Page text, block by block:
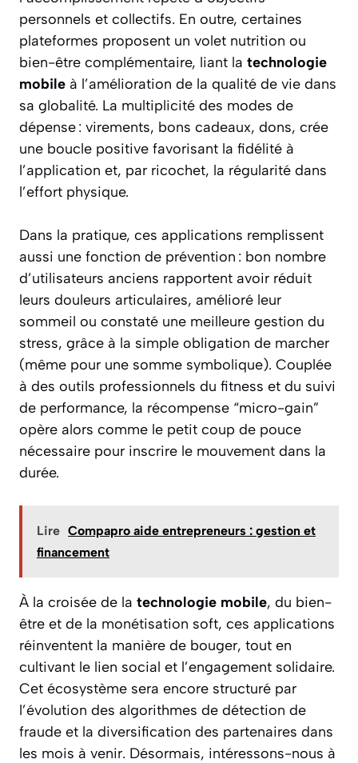
personnels et collectifs. En outre, certaines
plateformes proposent un volet nutrition ou
bien-être complémentaire, liant la technologie
mobile à l’amélioration de la qualité de vie dans
sa globalité. La multiplicité des modes de
dépense : virements, bons cadeaux, dons, crée
une boucle positive favorisant la fidélité à
l’application et, par ricochet, la régularité dans
l’effort physique.
Dans la pratique, ces applications remplissent
aussi une fonction de prévention : bon nombre
d’utilisateurs anciens rapportent avoir réduit
leurs douleurs articulaires, amélioré leur
sommeil ou constaté une meilleure gestion du
stress, grâce à la simple obligation de marcher
(même pour une somme symbolique). Couplée
à des outils professionnels du fitness et du suivi
de performance, la récompense “micro-gain”
opère alors comme le petit coup de pouce
nécessaire pour inscrire le mouvement dans la
durée.
Lire Compapro aide entrepreneurs : gestion et
financement
À la croisée de la technologie mobile, du bien-
être et de la monétisation soft, ces applications
réinventent la manière de bouger, tout en
cultivant le lien social et l’engagement solidaire.
Cet écosystème sera encore structuré par
l’évolution des algorithmes de détection de
fraude et la diversification des partenaires dans
les mois à venir. Désormais, intéressons-nous à